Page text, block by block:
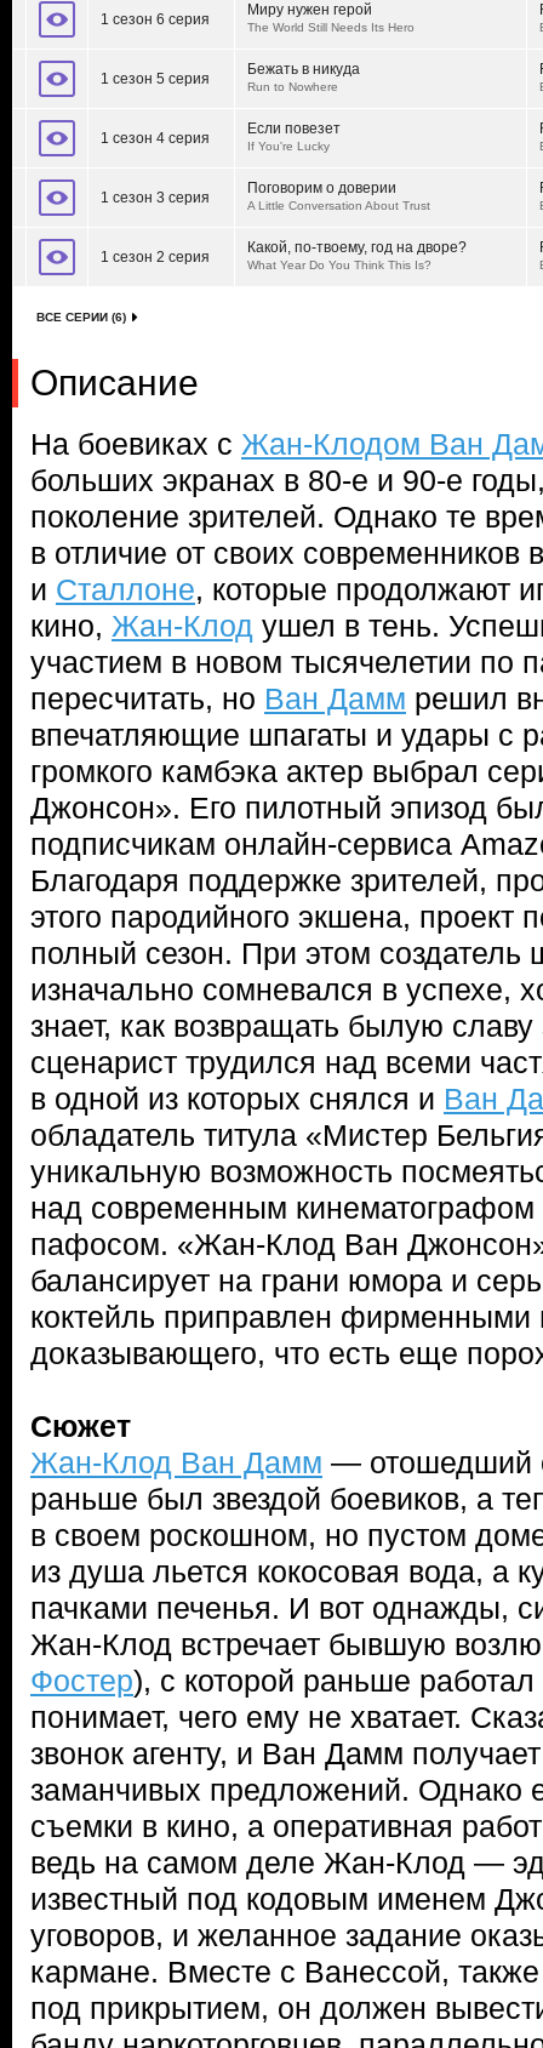
1 сезон 6 серия
Миру нужен герой
The World Still Needs Its Hero
1 сезон 5 серия
Бежать в никуда
Run to Nowhere
1 сезон 4 серия
Если повезет
If You're Lucky
1 сезон 3 серия
Поговорим о доверии
A Little Conversation About Trust
1 сезон 2 серия
Какой, по-твоему, год на дворе?
What Year Do You Think This Is?
ВСЕ СЕРИИ (6)
Описание
На боевиках с Жан-Клодом Ван
больших экранах в 80-е и 90-е
поколение зрителей. Однако те
в отличие от своих современников
и Сталлоне, которые продолжают
кино, Жан-Клод ушел в тень.
участием в новом тысячелетии по
пересчитать, но Ван Дамм решил
впечатляющие шпагаты и удары с
громкого камбэка актер выбрал
Джонсон». Его пилотный эпизод
подписчикам онлайн-сервиса
Благодаря поддержке зрителей,
этого пародийного экшена, проект
полный сезон. При этом создатель
изначально сомневался в успехе,
знает, как возвращать былую славу
сценарист трудился над всеми
в одной из которых снялся и Ван
обладатель титула «Мистер
уникальную возможность
над современным кинематографом
пафосом. «Жан-Клод Ван
балансирует на грани юмора и
коктейль приправлен
доказывающего, что есть еще
Сюжет
Жан-Клод Ван Дамм — отошедший
раньше был звездой боевиков, а
в своем роскошном, но пустом
из душа льется кокосовая вода, а
пачками печенья. И вот однажды,
Жан-Клод встречает бывшую
Фостер), с которой раньше
понимает, чего ему не хватает.
звонок агенту, и Ван Дамм
заманчивых предложений. Однако
съемки в кино, а оперативная
ведь на самом деле Жан-Клод —
известный под кодовым именем
уговоров, и желанное задание
кармане. Вместе с Ванессой,
под прикрытием, он должен